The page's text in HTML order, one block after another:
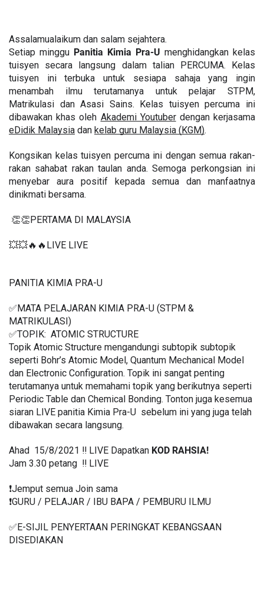
Assalamualaikum dan salam sejahtera.
Setiap minggu Panitia Kimia Pra-U menghidangkan kelas
tuisyen secara langsung dalam talian PERCUMA. Kelas
tuisyen ini terbuka untuk sesiapa sahaja yang ingin
menambah ilmu terutamanya untuk pelajar STPM,
Matrikulasi dan Asasi Sains. Kelas tuisyen percuma ini
dibawakan khas oleh Akademi Youtuber
eDidik Malaysia dan kelab guru Malaysia (KGM).
Kongsikan kelas tuisyen percuma ini dengan semua rakan-
rakan sahabat rakan taulan anda. Semoga perkongsian ini
menyebar aura positif kepada semua dan manfaatnya
dinikmati bersama.
👏👏PERTAMA DI MALAYSIA
💥💥🔥🔥LIVE LIVE
PANITIA KIMIA PRA-U
✅MATA PELAJARAN KIMIA PRA-U (STPM &
MATRIKULASI)
✅TOPIK:  ATOMIC STRUCTURE
Topik Atomic Structure mengandungi subtopik subtopik
seperti Bohr’s Atomic Model, Quantum Mechanical Model
dan Electronic Configuration. Topik ini sangat penting
terutamanya untuk memahami topik yang berikutnya seperti
Periodic Table dan Chemical Bonding. Tonton juga kesemua
siaran LIVE panitia Kimia Pra-U  sebelum ini yang juga telah
dibawakan secara langsung.
Ahad  15/8/2021 ‼️ LIVE Dapatkan KOD RAHSIA!
Jam 3.30 petang  ‼️ LIVE
❗️Jemput semua Join sama
❗️GURU / PELAJAR / IBU BAPA / PEMBURU ILMU
✅E-SIJIL PENYERTAAN PERINGKAT KEBANGSAAN
DISEDIAKAN